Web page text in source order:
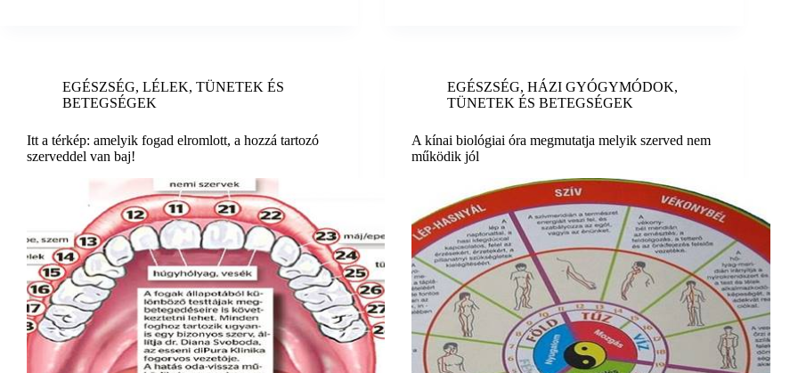
EGÉSZSÉG, LÉLEK, TÜNETEK ÉS
BETEGSÉGEK
Itt a térkép: amelyik fogad elromlott, a hozzá tartozó
szerveddel van baj!
EGÉSZSÉG,HÁZI GYÓGYMÓDOK,
TÜNETEK ÉS BETEGSÉGEK
A kínai biológiai óra megmutatja melyik szerved nem
működik jól